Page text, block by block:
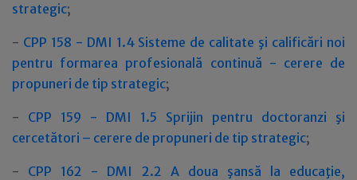
strategic;
- CPP 158 - DMI 1.4 Sisteme de calitate şi calificări noi
pentru formarea profesională continuă - cerere de
propuneri de tip strategic;
- CPP 159 - DMI 1.5 Sprijin pentru doctoranzi şi
cercetători – cerere de propuneri de tip strategic;
- CPP 162 - DMI 2.2 A doua şansă la educaţie,